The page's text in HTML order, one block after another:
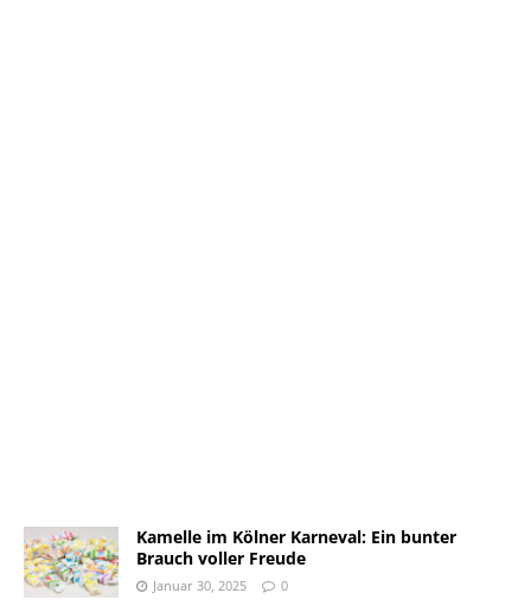
Kamelle im Kölner Karneval: Ein bunter
Brauch voller Freude
Januar 30, 2025 0